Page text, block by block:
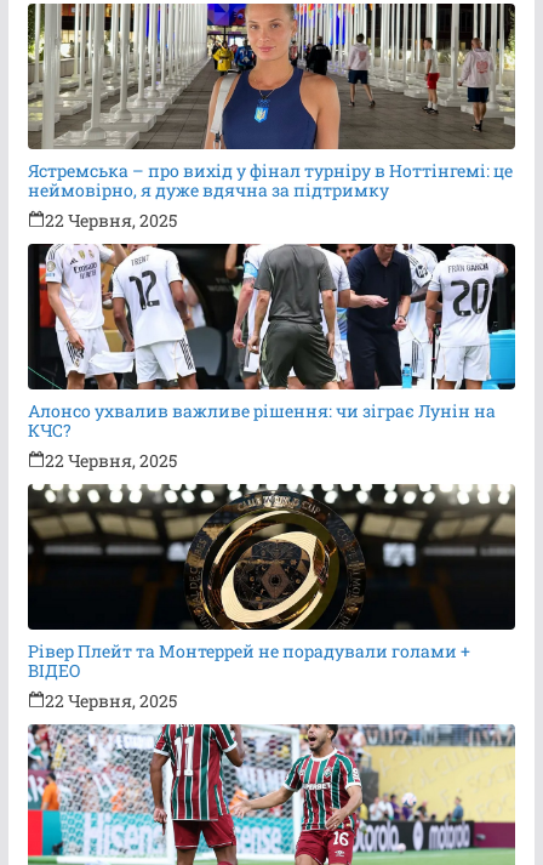
Ястремська – про вихід у фінал турніру в Ноттінгемі: це
неймовірно, я дуже вдячна за підтримку
22 Червня, 2025
Алонсо ухвалив важливе рішення: чи зіграє Лунін на
КЧС?
22 Червня, 2025
Рівер Плейт та Монтеррей не порадували голами +
ВІДЕО
22 Червня, 2025